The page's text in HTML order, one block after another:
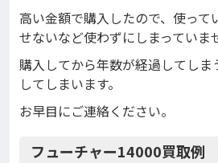
高い金額で購入したので、使って
せないなど使わずにしまっていま
購入してから年数が経過してしま
してしまいます。
お早目にご連絡ください。
フューチャー14000買取例